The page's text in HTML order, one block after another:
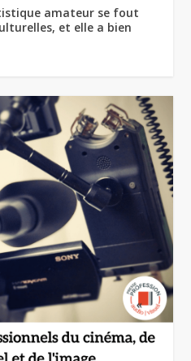
amateur se fout
et elle a bien